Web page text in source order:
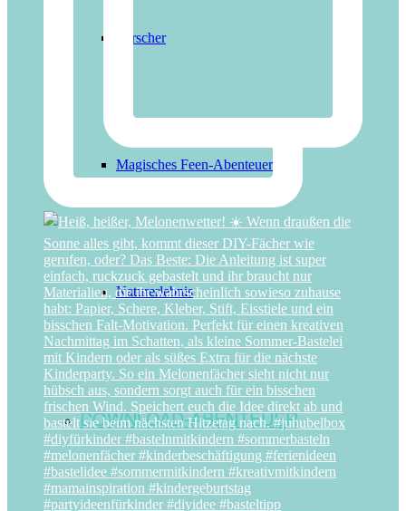
Forscher
Magisches Feen-Abenteuer
Naturerlebnis
DOWNLOAD-ABENTEUER